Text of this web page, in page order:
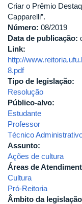
Cultura
da
Universidade
Federal
Uberlândia.
Criar o Prêmio
Capparelli”.
Número: 08/2019
Data de publicação:
Link:
http://
8.pdf
Tipo de legislação:
Resolução
Público-alvo:
Estudante
Professor
Técnico
Assunto:
Ações de cultura
Áreas de
Cultura
Pró-Reitoria
Âmbito da